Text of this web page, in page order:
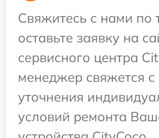
Свяжитесь с нами по
оставьте заявку на
сервисного центра
менеджер свяжется
уточнения
условий ремонта